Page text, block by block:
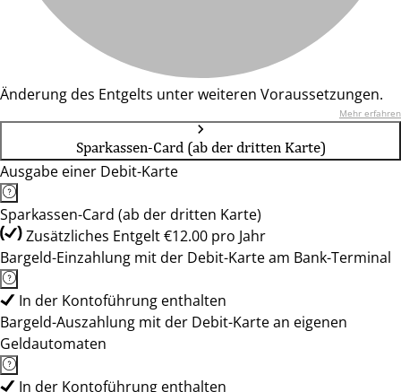
Änderung des Entgelts unter weiteren Voraussetzungen.
Mehr erfahren
Sparkassen-Card (ab der dritten Karte)
Ausgabe einer Debit-Karte
Sparkassen-Card (ab der dritten Karte)
Zusätzliches Entgelt €12.00 pro Jahr
Bargeld-Einzahlung mit der Debit-Karte am Bank-Terminal
In der Kontoführung enthalten
Bargeld-Auszahlung mit der Debit-Karte an eigenen
Geldautomaten
In der Kontoführung enthalten